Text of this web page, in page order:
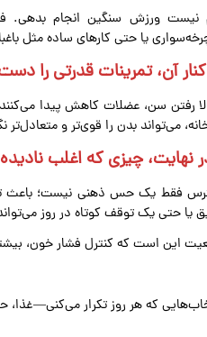
نیست ورزش سنگین انجام بدهی.
یا حتی کارهای ساده مثل
آن، تمرینات قدرتی را
رفتن سن، عضلات کاهش پیدا
می‌تواند بدن را قوی‌تر و متعادل‌تر
نهایت، چیزی که اغلب
فقط یک حس ذهنی نیست؛ باعث
یا حتی یک توقف کوتاه در روز
این است که کنترل فشار خون،
که هر روز تکرار